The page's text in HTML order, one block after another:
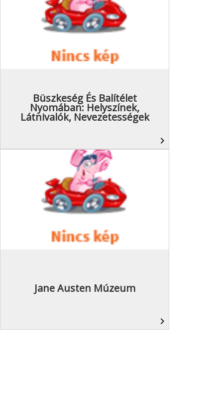
Büszkeség És Balítélet
Nyomában: Helyszínek,
Látnivalók, Nevezetességek
navigate_next
Jane Austen Múzeum
navigate_next